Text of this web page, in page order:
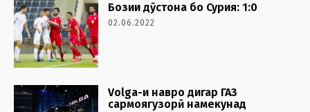
Бозии дӯстона бо Сурия: 1:0
02.06.2022
Volga-и навро дигар ГАЗ
сармоягузорӣ намекунад